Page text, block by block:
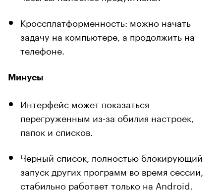
Кроссплатформенность: можно начать
задачу на компьютере, а продолжить на
телефоне.
Минусы
Интерфейс может показаться
перегруженным из-за обилия настроек,
папок и списков.
Черный список, полностью блокирующий
запуск других программ во время сессии,
стабильно работает только на Android.